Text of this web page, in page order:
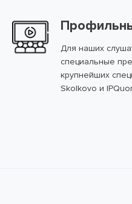
Для наших
специальные
крупнейших
Skolkovo и